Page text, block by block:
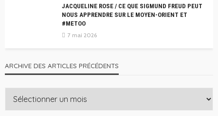
JACQUELINE ROSE / CE QUE SIGMUND FREUD PEUT
NOUS APPRENDRE SUR LE MOYEN-ORIENT ET
#METOO
7 mai 2026
ARCHIVE DES ARTICLES PRÉCÉDENTS